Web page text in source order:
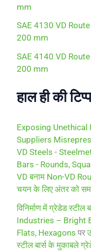
mm
SAE 4130 VD
200 mm
SAE 4140 VD
200 mm
हाल ही की
Exposing
Suppliers
VD Steels -
Bars - Rounds,
VD बनाम Non-VD
चयन के लिए अंतर को
विनिर्माण में ग्रेडेड
Industries – Bright
Flats, Hexagons पर
स्टील बार्स के मुकाबले